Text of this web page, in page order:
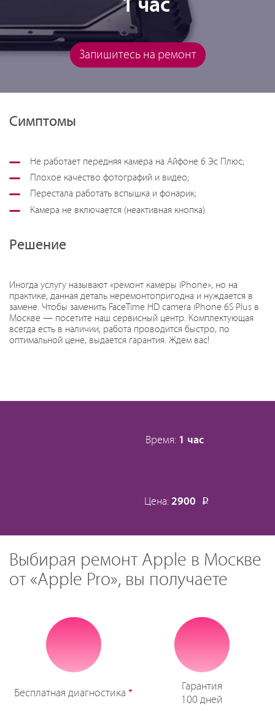
1 час
Запишитесь на ремонт
Симптомы
Не работает передняя камера на Айфоне 6 Эс Плюс;
Плохое качество фотографий и видео;
Перестала работать вспышка и фонарик;
Камера не включается (неактивная кнопка).
Решение
Иногда услугу называют «ремонт камеры iPhone», но на
практике, данная деталь неремонтопригодна и нуждается в
замене. Чтобы заменить FaceTime HD camera iPhone 6S Plus в
Москве — посетите наш сервисный центр. Комплектующая
всегда есть в наличии, работа проводится быстро, по
оптимальной цене, выдается гарантия. Ждем вас!
Время: 1 час
Цена: 2900 Р
Выбирая ремонт Apple в Москве
от «Apple Pro», вы получаете
Бесплатная диагностика *
Гарантия
100 дней